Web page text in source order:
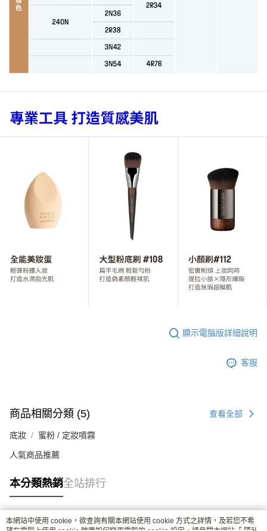
顯示電腦版詳細說明
客服
商品相關分類 (5) 查看全部
底妝 蜜粉 / 定妝噴霧
人氣商品推薦
本分類熱銷全站排行
本網站中使用 cookie，欲查詢有關本網站使用 cookie 方式之詳情，及若您不希